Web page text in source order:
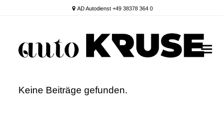
AD Autodienst +49 38378 364 0
Keine Beiträge gefunden.